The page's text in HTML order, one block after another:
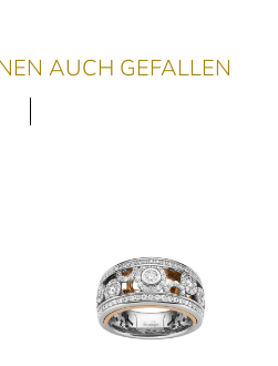
AUCH GEFALLEN